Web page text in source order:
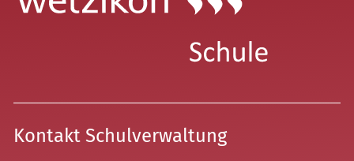
Kontakt Schulverwaltung